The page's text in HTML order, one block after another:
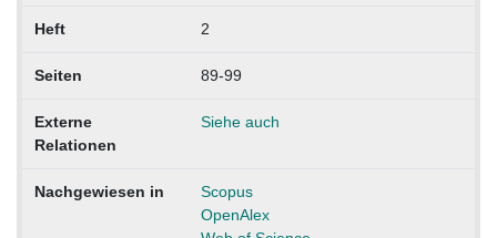
Heft 2
Seiten 89-99
Externe
Relationen
Siehe auch
Nachgewiesen in
Scopus
OpenAlex